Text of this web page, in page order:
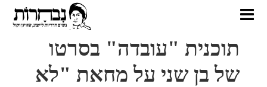
תוכנית "עובדה" בסרטו
של בן שני על מחאת "לא